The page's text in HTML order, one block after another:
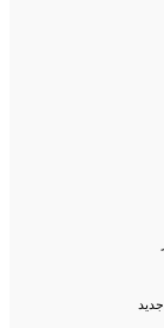
جدید